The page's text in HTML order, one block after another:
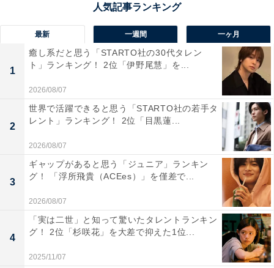
1位：鹿児島市
1位は「鹿児島市」でした。鹿児島県のほぼ中央に位置
する、九州地方南部の主要都市の1つです。
「明治維新」の成立に功績を残した西郷隆盛と大久保利
通に縁がある場所で、市内には銅像が建てられていた
り、「旧集成館」「寺山炭窯跡」「関吉の疎水溝」など
の産業遺産が残されていたりします。
鹿児島市に対して、アンケート回答者からは以下のコメ
ントが寄せられました。
「県庁所在地で、鹿児島県の中心地」（兵庫県／60代男
最新 一週間 一ヶ月
1
癒し系だと思う「STARTO社の30代タレン
ト」ランキング！ 2位「伊野尾慧」を...
2026/08/07
2
世界で活躍できると思う「STARTO社の若手タ
レント」ランキング！ 2位「目黒蓮...
2026/08/07
3
ギャップがあると思う「ジュニア」ランキン
グ！ 「浮所飛貴（ACEes）」を僅差で...
2026/08/07
4
「実は二世」と知って驚いたタレントランキン
グ！ 2位「杉咲花」を大差で抑えた1位...
2025/11/07